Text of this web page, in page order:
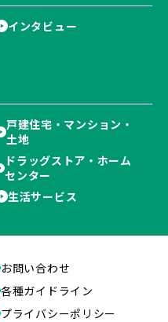
インタビュー
戸建住宅・マンション・
土地
ドラッグストア・ホーム
センター
生活サービス
お問い合わせ
各種ガイドライン
プライバシーポリシー